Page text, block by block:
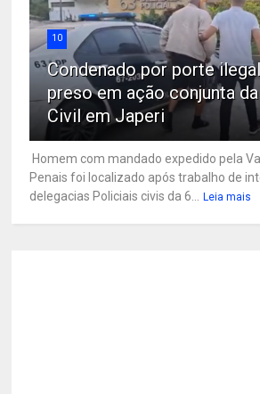
10
Condenado por porte
preso em ação conjunta
Civil em Japeri
Homem com mandado expedido pela
Penais foi localizado após trabalho de
delegacias Policiais civis da 6...
Leia mais